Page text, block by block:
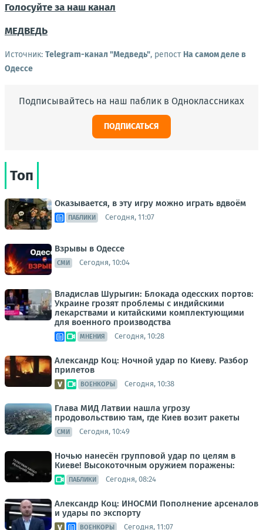
Голосуйте за наш канал
МЕДВЕДЬ
Источник: Telegram-канал "Медведь", репост На самом деле в
Одессе
Подписывайтесь на наш паблик в Одноклассниках
ПОДПИСАТЬСЯ
Топ
Оказывается, в эту игру можно играть вдвоём
ПАБЛИКИ Сегодня, 11:07
Взрывы в Одессе
СМИ Сегодня, 10:04
Владислав Шурыгин: Блокада одесских портов:
Украине грозят проблемы с индийскими
лекарствами и китайскими комплектующими
для военного производства
МНЕНИЯ Сегодня, 10:28
Александр Коц: Ночной удар по Киеву. Разбор
прилетов
ВОЕНКОРЫ Сегодня, 10:38
Глава МИД Латвии нашла угрозу
продовольствию там, где Киев возит ракеты
СМИ Сегодня, 10:49
Ночью нанесён групповой удар по целям в
Киеве! Высокоточным оружием поражены:
ПАБЛИКИ Сегодня, 08:24
Александр Коц: ИНОСМИ Пополнение арсеналов
и удары по экспорту
ВОЕНКОРЫ Сегодня, 11:07